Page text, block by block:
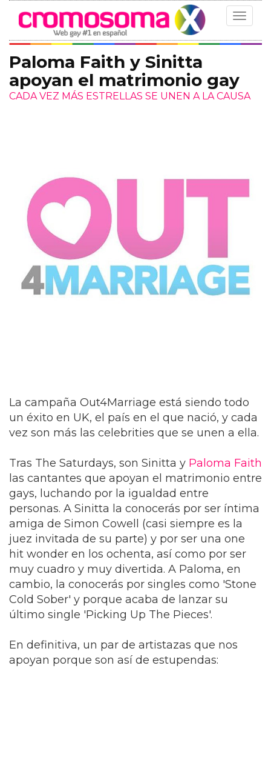
Toggle
Paloma Faith y Sinitta
apoyan el matrimonio gay
CADA VEZ MÁS ESTRELLAS SE UNEN A LA CAUSA
La campaña Out4Marriage está siendo todo
un éxito en UK, el país en el que nació, y cada
vez son más las celebrities que se unen a ella.
Tras The Saturdays, son Sinitta y Paloma Faith
las cantantes que apoyan el matrimonio entre
gays, luchando por la igualdad entre
personas. A Sinitta la conocerás por ser íntima
amiga de Simon Cowell (casi siempre es la
juez invitada de su parte) y por ser una one
hit wonder en los ochenta, así como por ser
muy cuadro y muy divertida. A Paloma, en
cambio, la conocerás por singles como 'Stone
Cold Sober' y porque acaba de lanzar su
último single 'Picking Up The Pieces'.
En definitiva, un par de artistazas que nos
apoyan porque son así de estupendas: